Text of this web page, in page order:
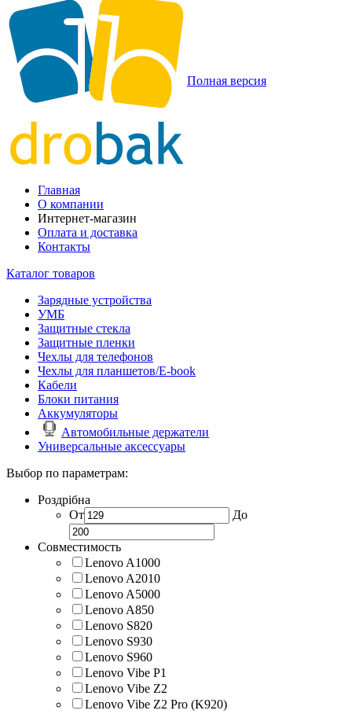
Полная версия
Главная
О компании
Интернет-магазин
Оплата и доставка
Контакты
Каталог товаров
Зарядные устройства
УМБ
Защитные стекла
Защитные пленки
Чехлы для телефонов
Чехлы для планшетов/E-book
Кабели
Блоки питания
Аккумуляторы
Автомобильные держатели
Универсальные аксессуары
Выбор по параметрам:
Роздрібна
От
До
Совместимость
Lenovo A1000
Lenovo A2010
Lenovo A5000
Lenovo A850
Lenovo S820
Lenovo S930
Lenovo S960
Lenovo Vibe P1
Lenovo Vibe Z2
Lenovo Vibe Z2 Pro (K920)